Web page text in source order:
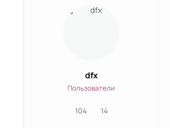
dfx
Пользователи
104сообщения
14Репутация